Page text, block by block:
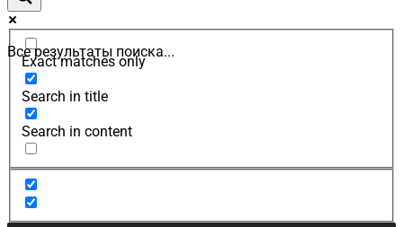
Все результаты поиска...
Exact matches only
Search in title
Search in content